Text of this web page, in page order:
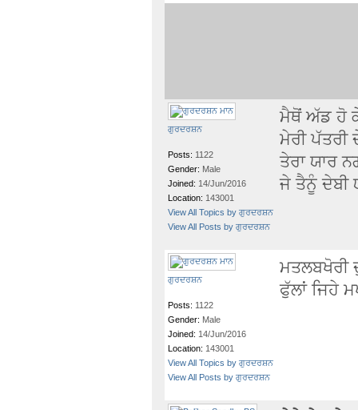
ਗੁਰਦਰਸ਼ਨ
Posts: 1122
Gender: Male
Joined: 14/Jun/2016
Location: 143001
View All Topics by ਗੁਰਦਰਸ਼ਨ
View All Posts by ਗੁਰਦਰਸ਼ਨ
ਮੈਥੋਂ ਅੱਡ ਹੋ
ਮੇਰੀ ਪੱਤਰੀ
ਤੇਰਾ ਯਾਰ
ਜੇ ਤੈਨੂੰ ਦੇਬੀ
ਗੁਰਦਰਸ਼ਨ
Posts: 1122
Gender: Male
Joined: 14/Jun/2016
Location: 143001
View All Topics by ਗੁਰਦਰਸ਼ਨ
View All Posts by ਗੁਰਦਰਸ਼ਨ
ਮਤਲਬਖੋਰੀ
ਫੁੱਲਾਂ ਜਿਹੇ